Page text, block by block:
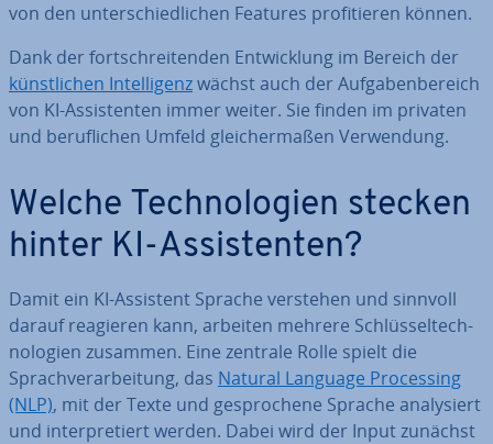
von den un­ter­schied­li­chen Features pro­fi­tie­ren können.
Dank der fort­schrei­ten­den Ent­wick­lung im Bereich der
künst­li­chen In­tel­li­genzwächst auch der Auf­ga­ben­be­reich
von KI-As­sis­ten­ten immer weiter. Sie finden im privaten
und be­ruf­li­chen Umfeld glei­cher­ma­ßen Ver­wen­dung.
Welche Tech­no­lo­gien stecken
hinter KI-As­sis­ten­ten?
Damit ein KI-Assistent Sprache verstehen und sinnvoll
darauf reagieren kann, arbeiten mehrere Schlüs­sel­tech­
no­lo­gien zusammen. Eine zentrale Rolle spielt die
Sprach­ver­ar­bei­tung, das Natural Language Pro­ces­sing
(NLP), mit der Texte und ge­spro­che­ne Sprache ana­ly­siert
und in­ter­pre­tiert werden. Dabei wird der Input zunächst